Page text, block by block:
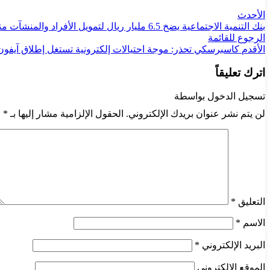
الأحدث
بنك التنمية الاجتماعية يضخ 6.5 مليار ريال لتمويل الأفراد والمنشآت منذ مطلع 2025
الرجوع للقائمة
الأقدم كاسبرسكي تحذر: موجة احتيالات إلكترونية تستغل إطلاق آيفون
اترك تعليقاً
تسجيل الدخول بواسطة
لن يتم نشر عنوان بريدك الإلكتروني. الحقول الإلزامية مشار إليها بـ *
التعليق *
الاسم *
البريد الإلكتروني *
الموقع الإلكتروني